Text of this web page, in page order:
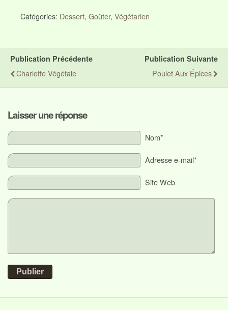
Catégories: Dessert, Goûter, Végétarien
Publication Précédente
Charlotte Végétale
Publication Suivante
Poulet Aux Épices
Laisser une réponse
Nom*
Adresse e-mail*
Site Web
Publier